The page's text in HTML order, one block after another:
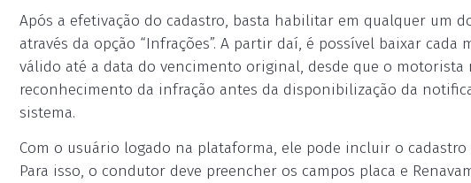
Após a efetivação do cadastro, basta habilitar em qualquer um
através da opção “Infrações”. A partir daí, é possível baixar
válido até a data do vencimento original, desde que o motorista
reconhecimento da infração antes da disponibilização da
sistema.
Com o usuário logado na plataforma, ele pode incluir o
Para isso, o condutor deve preencher os campos placa e